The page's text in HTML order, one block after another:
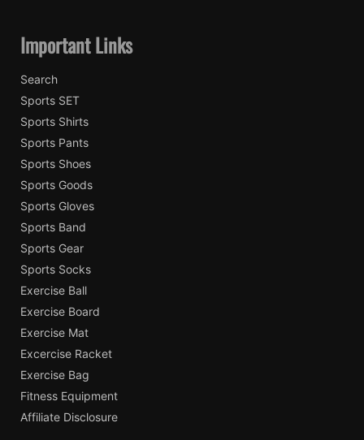
Important Links
Search
Sports SET
Sports Shirts
Sports Pants
Sports Shoes
Sports Goods
Sports Gloves
Sports Band
Sports Gear
Sports Socks
Exercise Ball
Exercise Board
Exercise Mat
Excercise Racket
Exercise Bag
Fitness Equipment
Affiliate Disclosure